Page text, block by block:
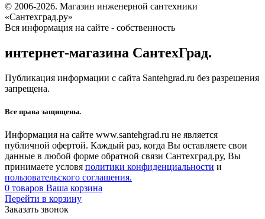
© 2006-2026. Магазин инженерной сантехники
«Сантехград.ру»
Вся информация на сайте - собственность
интернет-магазина СантехГрад.
Публикация информации с сайта Santehgrad.ru без разрешения
запрещена.
Все права защищены.
Информация на сайте www.santehgrad.ru не является
публичной офертой. Каждый раз, когда Вы оставляете свои
данные в любой форме обратной связи Сантехград.ру, Вы
принимаете условя политики конфиденциальности и
пользовательского соглашения.
0 товаров Ваша корзина
Перейти в корзину
Заказать звонок